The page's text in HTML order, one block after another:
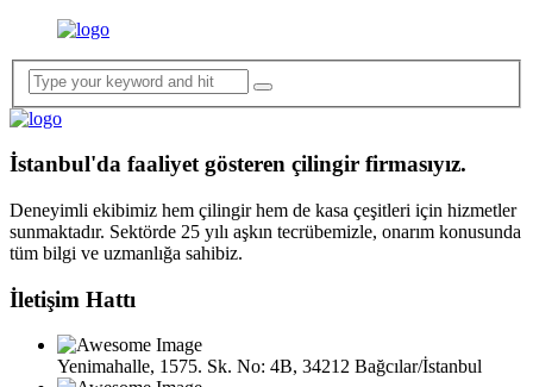
İstanbul'da faaliyet gösteren çilingir firmasıyız.
Deneyimli ekibimiz hem çilingir hem de kasa çeşitleri için hizmetler
sunmaktadır. Sektörde 25 yılı aşkın tecrübemizle, onarım konusunda
tüm bilgi ve uzmanlığa sahibiz.
İletişim Hattı
Yenimahalle, 1575. Sk. No: 4B, 34212 Bağcılar/İstanbul